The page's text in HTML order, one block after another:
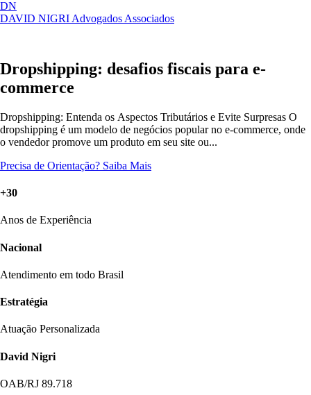
DN
DAVID NIGRI Advogados Associados
Artigos, sentenças, áreas de atuação,
Dropshipping: desafios fiscais para e-
commerce
Dropshipping: Entenda os Aspectos Tributários e Evite Surpresas O
dropshipping é um modelo de negócios popular no e-commerce, onde
o vendedor promove um produto em seu site ou...
Precisa de Orientação? Saiba Mais
+30
Anos de Experiência
Nacional
Atendimento em todo Brasil
Estratégia
Atuação Personalizada
David Nigri
OAB/RJ 89.718